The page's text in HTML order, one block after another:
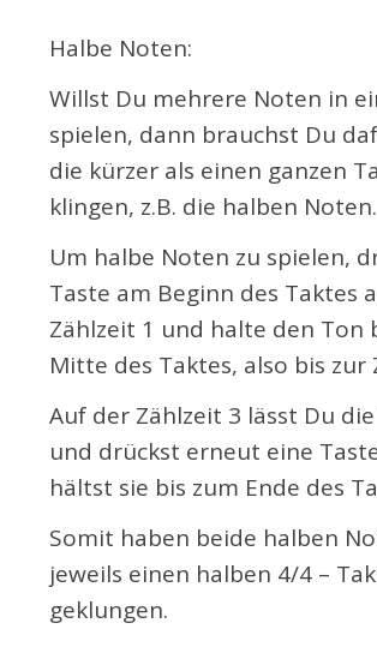
Halbe Noten:
Willst Du mehrere Noten in
spielen, dann brauchst Du
die kürzer als einen ganzen
klingen, z.B. die halben Noten.
Um halbe Noten zu spielen,
Taste am Beginn des Taktes
Zählzeit 1 und halte den Ton
Mitte des Taktes, also bis zur
Auf der Zählzeit 3 lässt Du
und drückst erneut eine
hältst sie bis zum Ende des
Somit haben beide halben
jeweils einen halben 4/4 –
geklungen.